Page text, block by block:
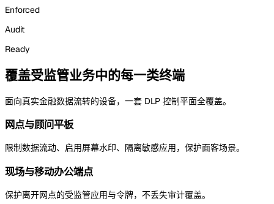
Enforced
Audit
Ready
覆盖受监管业务中的每一类终端
面向真实金融数据流转的设备，一套 DLP 控制平面全覆盖。
网点与顾问平板
限制数据流动、启用屏幕水印、隔离敏感应用，保护面客场景。
现场与移动办公端点
保护离开网点的受监管应用与令牌，不丢失审计覆盖。